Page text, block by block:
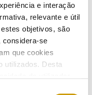
e interação
relevante e útil
objetivos, são
considera-se
que cookies
utilizados. Desta
Natural referente a 2019
Técnica de Gás Natural 2019